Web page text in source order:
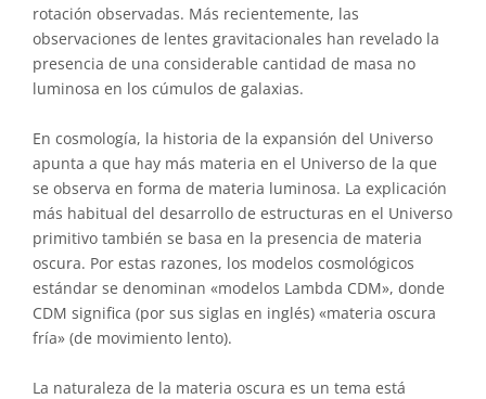
rotación observadas. Más recientemente, las
observaciones de lentes gravitacionales han revelado la
presencia de una considerable cantidad de masa no
luminosa en los cúmulos de galaxias.
En cosmología, la historia de la expansión del Universo
apunta a que hay más materia en el Universo de la que
se observa en forma de materia luminosa. La explicación
más habitual del desarrollo de estructuras en el Universo
primitivo también se basa en la presencia de materia
oscura. Por estas razones, los modelos cosmológicos
estándar se denominan «modelos Lambda CDM», donde
CDM significa (por sus siglas en inglés) «materia oscura
fría» (de movimiento lento).
La naturaleza de la materia oscura es un tema está